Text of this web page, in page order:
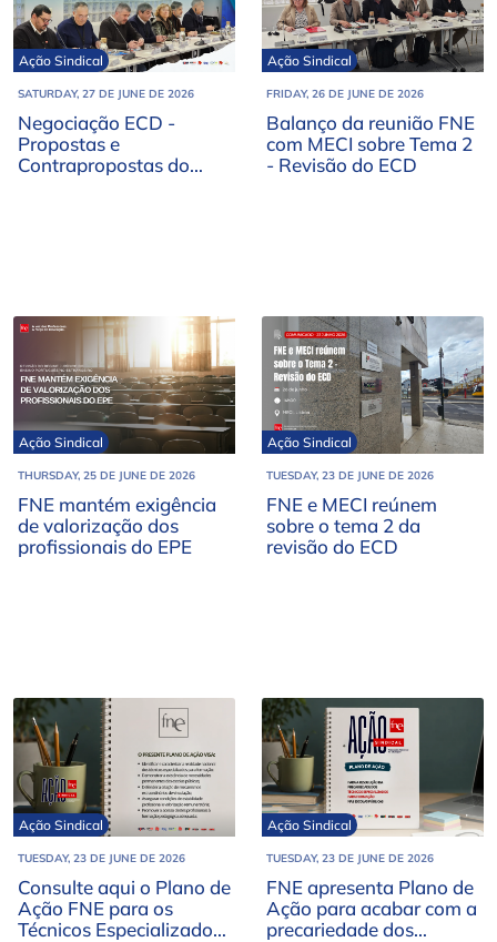
Ação Sindical
SATURDAY, 27 DE JUNE DE 2026
Negociação ECD -
Propostas e
Contrapropostas do
Ação Sindical
FRIDAY, 26 DE JUNE DE 2026
Balanço da reunião FNE
com MECI sobre Tema 2
- Revisão do ECD
Ação Sindical
THURSDAY, 25 DE JUNE DE 2026
FNE mantém exigência
de valorização dos
profissionais do EPE
Ação Sindical
TUESDAY, 23 DE JUNE DE 2026
FNE e MECI reúnem
sobre o tema 2 da
revisão do ECD
Ação Sindical
TUESDAY, 23 DE JUNE DE 2026
Consulte aqui o Plano de
Ação FNE para os
Técnicos Especializados
Ação Sindical
TUESDAY, 23 DE JUNE DE 2026
FNE apresenta Plano de
Ação para acabar com a
precariedade dos